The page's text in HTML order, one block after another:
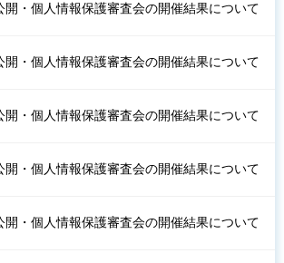
開・個人情報保護審査会の開催結果について
開・個人情報保護審査会の開催結果について
開・個人情報保護審査会の開催結果について
開・個人情報保護審査会の開催結果について
開・個人情報保護審査会の開催結果について